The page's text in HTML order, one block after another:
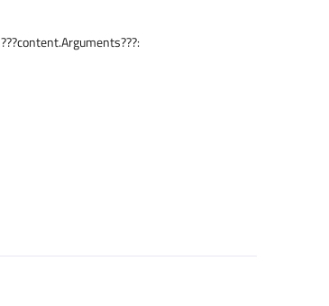
???content.Arguments???: